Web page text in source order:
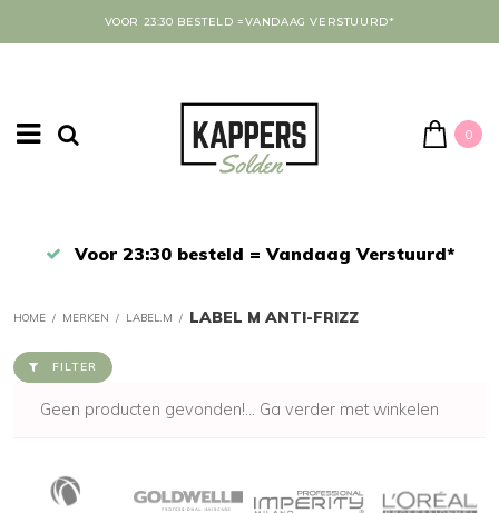
VOOR 23:30 BESTELD =VANDAAG VERSTUURD*
0
Afrekenen in een veilige omgeving
HOME / MERKEN / LABEL.M / LABEL M ANTI-FRIZZ
FILTER
Geen producten gevonden!... Ga verder met winkelen